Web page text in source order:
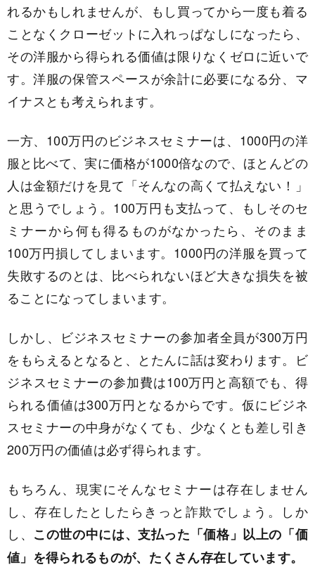
れるかもしれませんが、もし買ってから一度も着る
ことなくクローゼットに入れっぱなしになったら、
その洋服から得られる価値は限りなくゼロに近いで
す。洋服の保管スペースが余計に必要になる分、マ
イナスとも考えられます。
一方、100万円のビジネスセミナーは、1000円の洋
服と比べて、実に価格が1000倍なので、ほとんどの
人は金額だけを見て「そんなの高くて払えない！」
と思うでしょう。100万円も支払って、もしそのセ
ミナーから何も得るものがなかったら、そのまま
100万円損してしまいます。 1000円の洋服を買って
失敗するのとは、比べられないほど大きな損失を被
ることになってしまいます。
しかし、ビジネスセミナーの参加者全員が300万円
をもらえるとなると、とたんに話は変わります。ビ
ジネスセミナーの参加費は100万円と高額でも、得
られる価値は300万円となるからです。仮にビジネ
スセミナーの中身がなくても、少なくとも差し引き
200万円の価値は必ず得られます。
もちろん、現実にそんなセミナーは存在しません
し、存在したとしたらきっと詐欺でしょう。しか
し、 この世の中には、支払った「価格」以上の「価
値」を得られるものが、たくさん存在しています。